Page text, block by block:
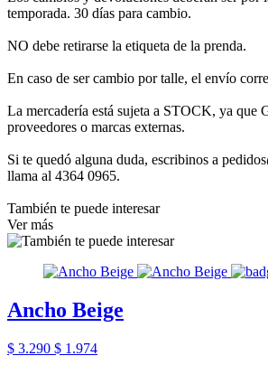
temporada. 30 días para cambio.
NO debe retirarse la etiqueta de la prenda.
En caso de ser cambio por talle, el envío
La mercadería está sujeta a STOCK, ya que
proveedores o marcas externas.
Si te quedó alguna duda, escribinos a
llama al 4364 0965.
También te puede interesar
Ver más
Ancho Beige
$ 3.290 $ 1.974